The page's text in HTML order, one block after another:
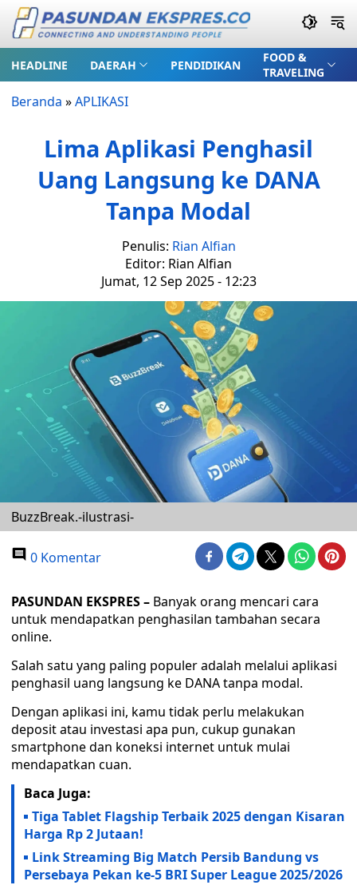
HEADLINE DAERAH PENDIDIKAN
FOOD &
TRAVELING
Beranda »APLIKASI
Lima Aplikasi Penghasil
Uang Langsung ke DANA
Tanpa Modal
Penulis: Rian Alfian
Editor: Rian Alfian
Jumat, 12 Sep 2025 - 12:23
BuzzBreak.-ilustrasi-
0 Komentar
PASUNDAN EKSPRES – Banyak orang mencari cara
untuk mendapatkan penghasilan tambahan secara
online.
Salah satu yang paling populer adalah melalui aplikasi
penghasil uang langsung ke DANA tanpa modal.
Dengan aplikasi ini, kamu tidak perlu melakukan
deposit atau investasi apa pun, cukup gunakan
smartphone dan koneksi internet untuk mulai
mendapatkan cuan.
Baca Juga:
Tiga Tablet Flagship Terbaik 2025 dengan Kisaran
Harga Rp 2 Jutaan!
Link Streaming Big Match Persib Bandung vs
Persebaya Pekan ke-5 BRI Super League 2025/2026